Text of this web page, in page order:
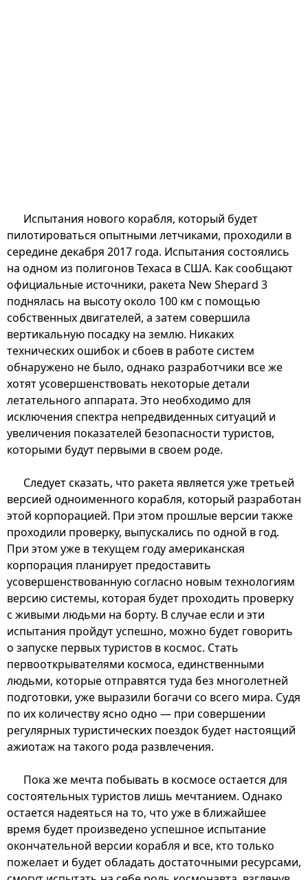
Испытания нового корабля, который будет
пилотироваться опытными летчиками, проходили в
середине декабря 2017 года. Испытания состоялись
на одном из полигонов Техаса в США. Как сообщают
официальные источники, ракета New Shepard 3
поднялась на высоту около 100 км с помощью
собственных двигателей, а затем совершила
вертикальную посадку на землю. Никаких
технических ошибок и сбоев в работе систем
обнаружено не было, однако разработчики все же
хотят усовершенствовать некоторые детали
летательного аппарата. Это необходимо для
исключения спектра непредвиденных ситуаций и
увеличения показателей безопасности туристов,
которыми будут первыми в своем роде.
Следует сказать, что ракета является уже третьей
версией одноименного корабля, который разработан
этой корпорацией. При этом прошлые версии также
проходили проверку, выпускались по одной в год.
При этом уже в текущем году американская
корпорация планирует предоставить
усовершенствованную согласно новым технологиям
версию системы, которая будет проходить проверку
с живыми людьми на борту. В случае если и эти
испытания пройдут успешно, можно будет говорить
о запуске первых туристов в космос. Стать
первооткрывателями космоса, единственными
людьми, которые отправятся туда без многолетней
подготовки, уже выразили богачи со всего мира. Судя
по их количеству ясно одно — при совершении
регулярных туристических поездок будет настоящий
ажиотаж на такого рода развлечения.
Пока же мечта побывать в космосе остается для
состоятельных туристов лишь мечтанием. Однако
остается надеяться на то, что уже в ближайшее
время будет произведено успешное испытание
окончательной версии корабля и все, кто только
пожелает и будет обладать достаточными ресурсами,